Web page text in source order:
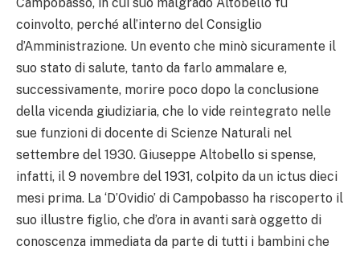
coinvolto, perché all’interno del Consiglio
d’Amministrazione. Un evento che minò sicuramente il
suo stato di salute, tanto da farlo ammalare e,
successivamente, morire poco dopo la conclusione
della vicenda giudiziaria, che lo vide reintegrato nelle
sue funzioni di docente di Scienze Naturali nel
settembre del 1930. Giuseppe Altobello si spense,
infatti, il 9 novembre del 1931, colpito da un ictus dieci
mesi prima. La ‘D’Ovidio’ di Campobasso ha riscoperto il
suo illustre figlio, che d’ora in avanti sarà oggetto di
conoscenza immediata da parte di tutti i bambini che